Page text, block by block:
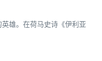
雄。在荷马史诗《伊利亚